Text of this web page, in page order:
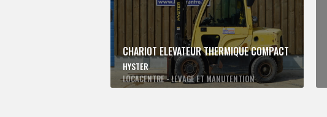
CHARIOT ELEVATEUR THERMIQUE COMPACT
HYSTER
LOCACENTRE - LEVAGE ET MANUTENTION